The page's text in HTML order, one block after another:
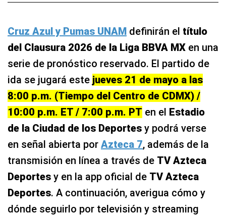
Cruz Azul y Pumas UNAM definirán el título
del Clausura 2026 de la Liga BBVA MX en una
serie de pronóstico reservado. El partido de
ida se jugará este jueves 21 de mayo a las
8:00 p.m. (Tiempo del Centro de CDMX) /
10:00 p.m. ET / 7:00 p.m. PT en el Estadio
de la Ciudad de los Deportes y podrá verse
en señal abierta por Azteca 7, además de la
transmisión en línea a través de TV Azteca
Deportes y en la app oficial de TV Azteca
Deportes. A continuación, averigua cómo y
dónde seguirlo por televisión y streaming